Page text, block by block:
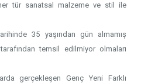
tür sanatsal malzeme ve stil ile
35 yaşından gün almamış
temsil edilmiyor olmaları
gerçekleşen Genç Yeni Farklı